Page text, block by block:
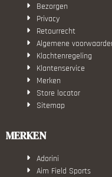
Bezorgen
Privacy
Retourrecht
Algemene
Klachtenregeling
Klantenservice
Merken
Store locator
Sitemap
MERKEN
Adorini
Aim Field Sports